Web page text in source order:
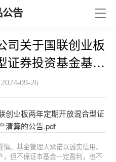
公告
司关于国联创业板
证券投资基金基金
的公告
09-26
创业板两年定期开放混合型证
清算的公告.pdf
。基金管理人承诺以诚实信用、
，但不保证本基金一定盈利，也不